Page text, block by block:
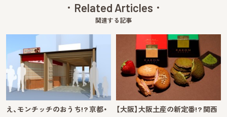
Related Articles
関連する記事
え、モンチッチのおうち!? 京都・
【大阪】大阪土産の新定番!? 関西